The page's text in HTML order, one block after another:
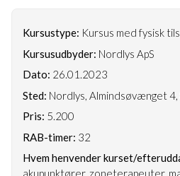
Kursustype: Kursus med fysisk
Kursusudbyder: Nordlys ApS
Dato: 26.01.2023
Sted: Nordlys, Almindsøvænget
Pris: 5.200
RAB-timer: 32
Hvem henvender kurset/
akupunktører, zoneterapeuter,